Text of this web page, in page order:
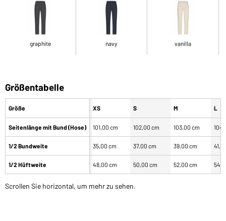
graphite navy vanilla
Größentabelle
Größe
Seitenlänge mit Bund (Hose)
1/2 Bundweite
1/2 Hüftweite
XS S M L
101,00 cm 102,00 cm 103,00 cm
35,00 cm 37,00 cm 39,00 cm
48,00 cm 50,00 cm 52,00 cm
Scrollen Sie horizontal, um mehr zu sehen.